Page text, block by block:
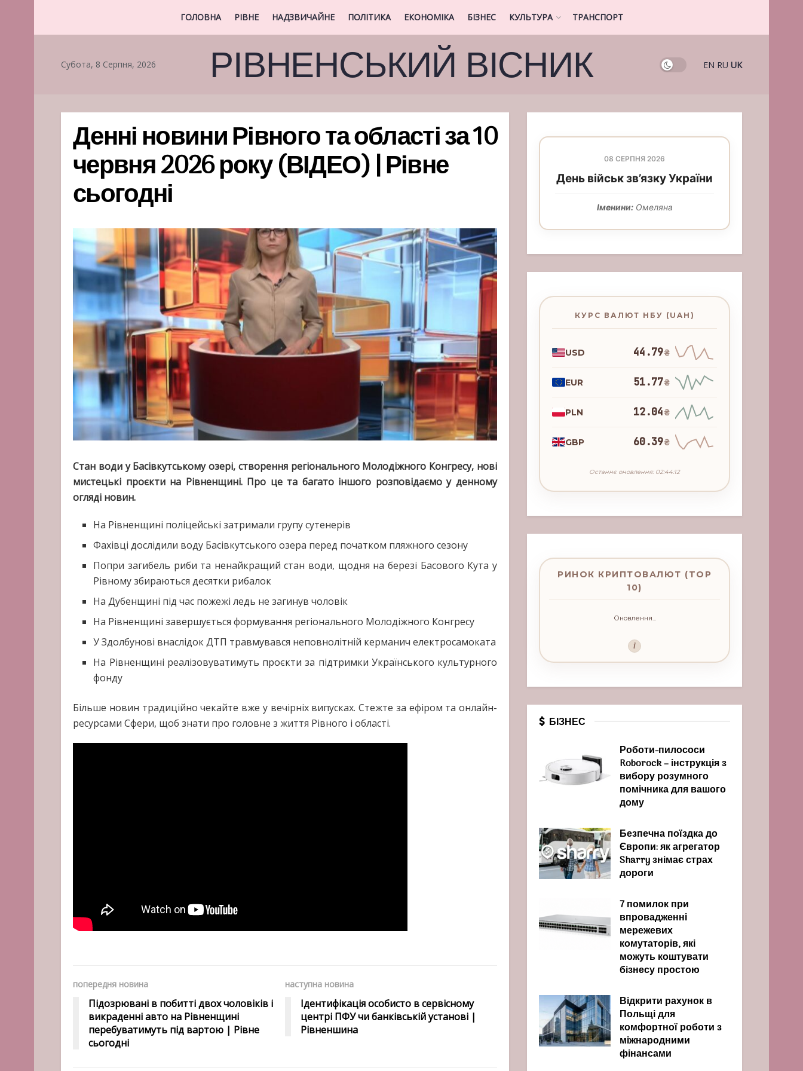
ГОЛОВНА РІВНЕ НАДЗВИЧАЙНЕ ПОЛІТИКА ЕКОНОМІКА БІЗНЕС КУЛЬТУРА ТРАНСПОРТ
Субота, 8 Серпня, 2026 РІВНЕНСЬКИЙ ВІСНИК EN RU UK
Денні новини Рівного та області за 10
червня 2026 року (ВІДЕО) | Рівне
сьогодні
Стан води у Басівкутському озері, створення регіонального Молодіжного Конгресу, нові
мистецькі проєкти на Рівненщині. Про це та багато іншого розповідаємо у денному
огляді новин.
На Рівненщині поліцейські затримали групу сутенерів
Фахівці дослідили воду Басівкутського озера перед початком пляжного сезону
Попри загибель риби та ненайкращий стан води, щодня на березі Басового Кута у
Рівному збираються десятки рибалок
На Дубенщині під час пожежі ледь не загинув чоловік
На Рівненщині завершується формування регіонального Молодіжного Конгресу
У Здолбунові внаслідок ДТП травмувався неповнолітній керманич електросамоката
На Рівненщині реалізовуватимуть проєкти за підтримки Українського культурного
фонду
Більше новин традиційно чекайте вже у вечірніх випусках. Стежте за ефіром та онлайн-
ресурсами Сфери, щоб знати про головне з життя Рівного і області.
попередня новина
Підозрювані в побитті двох чоловіків і
викраденні авто на Рівненщині
перебуватимуть під вартою | Рівне
сьогодні
наступна новина
Ідентифікація особисто в сервісному
центрі ПФУ чи банківській установі |
Рівненшина
08 СЕРПНЯ 2026
День військ зв’язку України
Іменини:Омеляна
КУРС ВАЛЮТ НБУ (UAH)
USD 44.79₴
EUR 51.77₴
PLN 12.04₴
GBP 60.39₴
Останнє оновлення: 02:44:12
РИНОК КРИПТОВАЛЮТ (TOP
10)
Оновлення...
i
БІЗНЕС
Роботи-пилососи
Roborock – інструкція з
вибору розумного
помічника для вашого
дому
Безпечна поїздка до
Європи: як агрегатор
Sharry знімає страх
дороги
7 помилок при
впровадженні
мережевих
комутаторів, які
можуть коштувати
бізнесу простою
Відкрити рахунок в
Польщі для
комфортної роботи з
міжнародними
фінансами